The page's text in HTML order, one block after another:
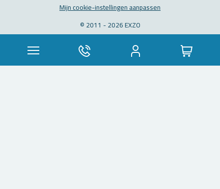
Mijn coo­kie-in­stel­lin­gen aan­pas­sen
© 2011 - 2026 EXZO